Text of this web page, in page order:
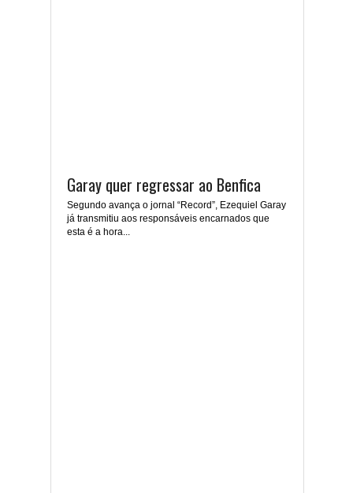
Garay quer regressar ao Benfica
Segundo avança o jornal “Record”, Ezequiel Garay
já transmitiu aos responsáveis encarnados que
esta é a hora...